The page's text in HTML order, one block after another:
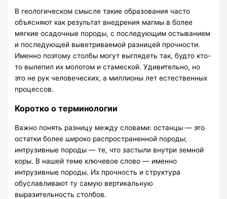
В геологическом смысле такие образования часто
объясняют как результат внедрения магмы в более
мягкие осадочные породы, с последующим остыванием
и последующей выветриваемой разницей прочности.
Именно поэтому столбы могут выглядеть так, будто кто-
то вылепил их молотом и стамеской. Удивительно, но
это не рук человеческих, а миллионы лет естественных
процессов.
Коротко о терминологии
Важно понять разницу между словами: останцы — это
остатки более широко распространенной породы;
интрузивные породы — те, что застыли внутри земной
коры. В нашей теме ключевое слово — именно
интрузивные породы. Их прочность и структура
обуславливают ту самую вертикальную
выразительность столбов.